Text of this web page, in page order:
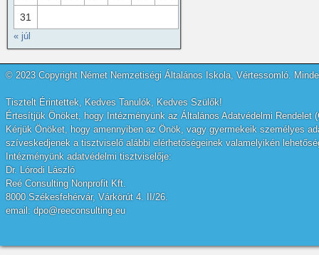
31
« júl
© 2023 Copyright Német Nemzetiségi Általános Iskola, Vértessomló.
Tisztelt Érintettek, Kedves Tanulók, Kedves Szülők!
Értesítjük Önöket, hogy Intézményünk az Általános Adatvédelmi
Kérjük Önöket, hogy amennyiben az Önök, vagy gyermekeik személyes
szíveskedjenek a tisztviselő alábbi elérhetőségeinek valamelyikén
Intézményünk adatvédelmi tisztviselője:
Dr. Lórodi László
Reé Consulting Nonprofit Kft.
8000 Székesfehérvár, Várkörút 4. II/26.
email: dpo@reeconsulting.eu